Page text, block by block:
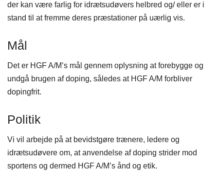
der kan være farlig for idrætsudøvers helbred og/ eller er i
stand til at fremme deres præstationer på uærlig vis.
Mål
Det er HGF A/M’s mål gennem oplysning at forebygge og
undgå brugen af doping, således at HGF A/M forbliver
dopingfrit.
Politik
Vi vil arbejde på at bevidstgøre trænere, ledere og
idrætsudøvere om, at anvendelse af doping strider mod
sportens og dermed HGF A/M’s ånd og etik.